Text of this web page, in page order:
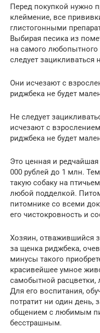
Перед покупкой нужно
клеймение, все
глистогонными
Выбирая песика из
на самого
следует зацикливаться
Они исчезают с
риджбека не будет
Не следует
исчезают с
риджбека не будет
Это ценная и
000 рублей до 1 млн.
такую собаку на
любой подделкой.
питомнике со всеми
его чистокровность и
Хозяин, отважившийся
за щенка риджбека,
минусы такого
красивейшее умное
самобытной расцветки,
Для его воспитания,
потратит ни один день,
общением с любимым
бесстрашным.